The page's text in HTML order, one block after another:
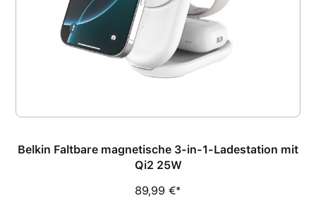
Belkin Faltbare magnetische 3-in-1-Ladestation mit
Qi2 25W
89,99 €*